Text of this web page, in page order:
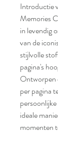
Introductie
Memories
in levendig
van de
stijlvolle
pagina's
Ontworpen
per pagina
ideale
momenten